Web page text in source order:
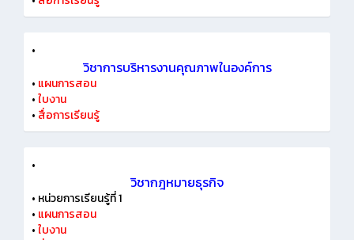
•
วิชาการบริหารงานคุณภาพในองค์การ
• แผนการสอน
•ใบงาน
• สื่อการเรียนรู้
•
วิชากฎหมายธุรกิจ
• หน่วยการเรียนรู้ที่ 1
• แผนการสอน
•ใบงาน